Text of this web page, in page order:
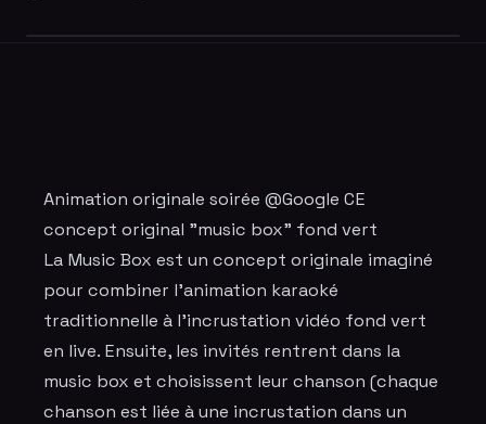
Animation originale soirée @Google CE
concept original "music box" fond vert
La Music Box est un concept originale imaginé
pour combiner l'animation karaoké
traditionnelle à l'incrustation vidéo fond vert
en live. Ensuite, les invités rentrent dans la
music box et choisissent leur chanson (chaque
chanson est liée à une incrustation dans un